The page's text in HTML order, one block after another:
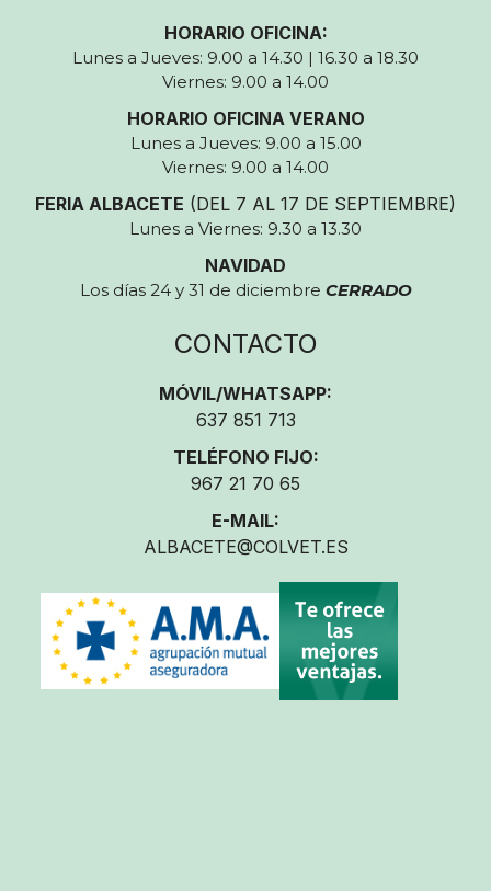
HORARIO OFICINA:
Lunes a Jueves: 9.00 a 14.30 | 16.30 a 18.30
Viernes: 9.00 a 14.00
HORARIO OFICINA VERANO
Lunes a Jueves: 9.00 a 15.00
Viernes: 9.00 a 14.00
FERIA ALBACETE (DEL 7 AL 17 DE SEPTIEMBRE)
Lunes a Viernes: 9.30 a 13.30
NAVIDAD
Los días 24 y 31 de diciembre CERRADO
CONTACTO
MÓVIL/WHATSAPP:
637 851 713
TELÉFONO FIJO:
967 21 70 65
E-MAIL:
ALBACETE@COLVET.ES